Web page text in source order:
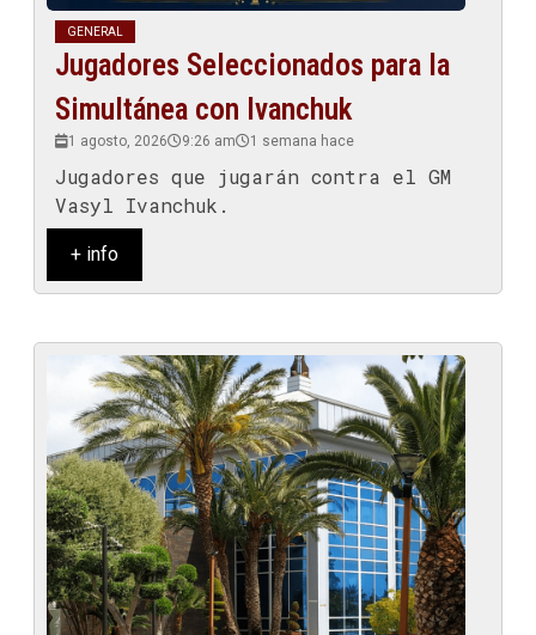
GENERAL
Jugadores Seleccionados para la
Simultánea con Ivanchuk
1 agosto, 2026 9:26 am 1 semana hace
Jugadores que jugarán contra el GM
Vasyl Ivanchuk.
+ info